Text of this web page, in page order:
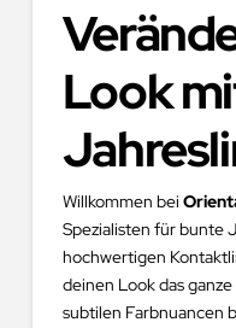
Look
Willkommen bei
Spezialisten für bunte
hochwertigen
deinen Look das
subtilen Farbnuancen